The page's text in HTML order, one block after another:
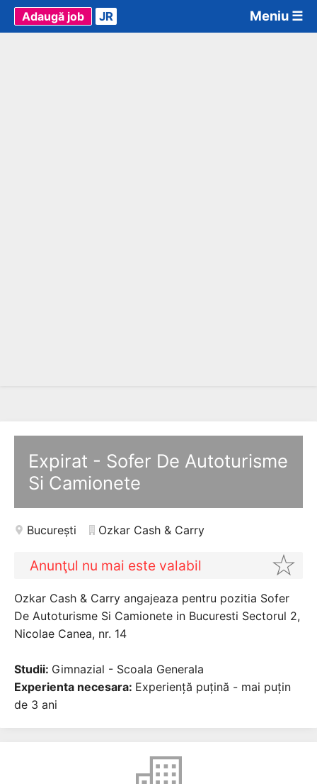
Meniu ☰
Adaugă job JR
Expirat - Sofer De Autoturisme
Si Camionete
București Ozkar Cash & Carry
Anunţul nu mai este valabil
Ozkar Cash & Carry angajeaza pentru pozitia Sofer
De Autoturisme Si Camionete in Bucuresti Sectorul 2,
Nicolae Canea, nr. 14
Studii: Gimnazial - Scoala Generala
Experienta necesara: Experiență puțină - mai puțin
de 3 ani